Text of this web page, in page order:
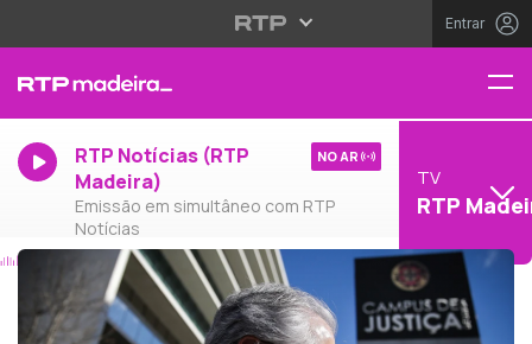
Entrar
RTP Notícias (RTP
Madeira)
Emissão em simultâneo com RTP
Notícias
NO AR
TV
RTP